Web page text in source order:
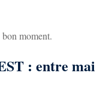
moment.
: entre mai